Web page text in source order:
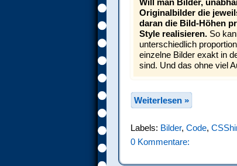
Originalbilder die
daran die Bild-Höhen
Style realisieren. So
unterschiedlich
einzelne Bilder exakt in
sind. Und das ohne viel
Weiterlesen »
Labels: Bilder, Code,
0 Kommentare: